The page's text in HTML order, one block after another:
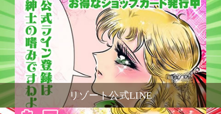
リゾート公式LINE